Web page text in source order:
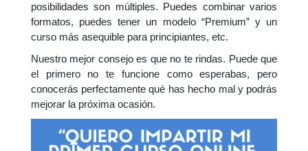
posibilidades son múltiples. Puedes combinar varios
formatos, puedes tener un modelo “Premium” y un
curso más asequible para principiantes, etc.
Nuestro mejor consejo es que no te rindas. Puede que
el primero no te funcione como esperabas, pero
conocerás perfectamente qué has hecho mal y podrás
mejorar la próxima ocasión.